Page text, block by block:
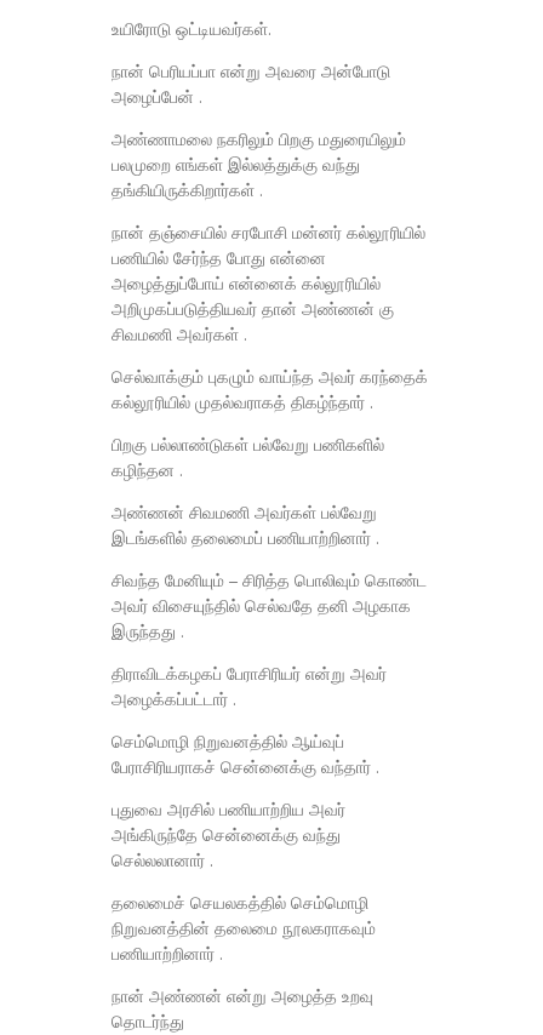
உயிரோடு ஒட்டியவர்கள்.
நான் பெரியப்பா என்று அவரை அன்போடு
அழைப்பேன் .
அண்ணாமலை நகரிலும் பிறகு மதுரையிலும்
பலமுறை எங்கள் இல்லத்துக்கு வந்து
தங்கியிருக்கிறார்கள் .
நான் தஞ்சையில் சரபோசி மன்னர் கல்லூரியில்
பணியில் சேர்ந்த போது என்னை
அழைத்துப்போய் என்னைக் கல்லூரியில்
அறிமுகப்படுத்தியவர் தான் அண்ணன் கு
சிவமணி அவர்கள் .
செல்வாக்கும் புகழும் வாய்ந்த அவர் கரந்தைக்
கல்லூரியில் முதல்வராகத் திகழ்ந்தார் .
பிறகு பல்லாண்டுகள் பல்வேறு பணிகளில்
கழிந்தன .
அண்ணன் சிவமணி அவர்கள் பல்வேறு
இடங்களில் தலைமைப் பணியாற்றினார் .
சிவந்த மேனியும் – சிரித்த பொலிவும் கொண்ட
அவர் விசையுந்தில் செல்வதே தனி அழகாக
இருந்தது .
திராவிடக்கழகப் பேராசிரியர் என்று அவர்
அழைக்கப்பட்டார் .
செம்மொழி நிறுவனத்தில் ஆய்வுப்
பேராசிரியராகச் சென்னைக்கு வந்தார் .
புதுவை அரசில் பணியாற்றிய அவர்
அங்கிருந்தே சென்னைக்கு வந்து
செல்லலானார் .
தலைமைச் செயலகத்தில் செம்மொழி
நிறுவனத்தின் தலைமை நூலகராகவும்
பணியாற்றினார் .
நான் அண்ணன் என்று அழைத்த உறவு
தொடர்ந்து